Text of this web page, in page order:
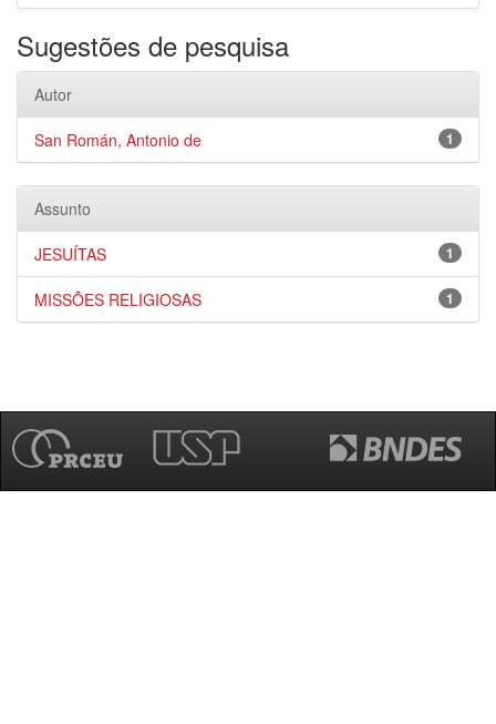
Sugestões de pesquisa
Autor
1
San Román, Antonio de
Assunto
1
JESUÍTAS
1
MISSÕES RELIGIOSAS